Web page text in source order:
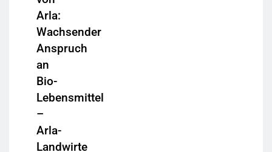
Arla:
Wachsender
Anspruch
an
Bio-
Lebensmittel
–
Arla-
Landwirte